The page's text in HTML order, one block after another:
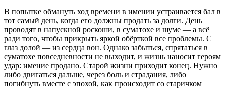
В попытке обмануть ход времени в имении устраивается бал в
тот самый день, когда его должны продать за долги. День
проводят в напускной роскоши, в суматохе и шуме — а всё
ради того, чтобы прикрыть яркой обёрткой все проблемы. С
глаз долой — из сердца вон. Однако забыться, спрятаться в
суматохе повседневности не выходит, и жизнь наносит героям
удар: имение продано. Старой жизни приходит конец. Нужно
либо двигаться дальше, через боль и страдания, либо
погибнуть вместе с эпохой, как происходит со старичком